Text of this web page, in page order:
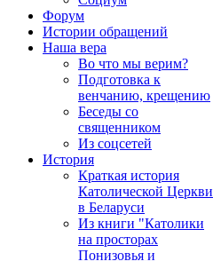
Форум
Истории обращений
Наша вера
Во что мы верим?
Подготовка к
венчанию, крещению
Беседы со
священником
Из соцсетей
История
Краткая история
Католической Церкви
в Беларуси
Из книги "Католики
на просторах
Понизовья и